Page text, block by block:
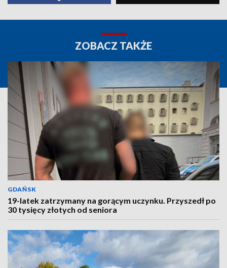
ZOBACZ TAKŻE
GDAŃSK
19-latek zatrzymany na gorącym uczynku. Przyszedł po
30 tysięcy złotych od seniora